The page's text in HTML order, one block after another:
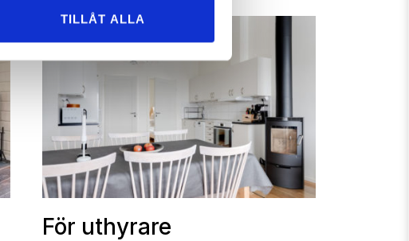
TILLÅT ALLA
För uthyrare